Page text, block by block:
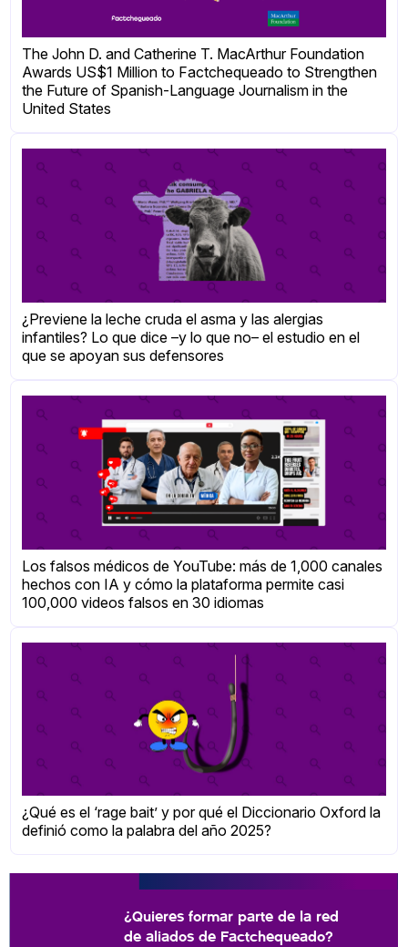
The John D. and Catherine T. MacArthur Foundation
Awards US$1 Million to Factchequeado to Strengthen
the Future of Spanish-Language Journalism in the
United States
¿Previene la leche cruda el asma y las alergias
infantiles? Lo que dice –y lo que no– el estudio en el
que se apoyan sus defensores
Los falsos médicos de YouTube: más de 1,000 canales
hechos con IA y cómo la plataforma permite casi
100,000 videos falsos en 30 idiomas
¿Qué es el ‘rage bait’ y por qué el Diccionario Oxford la
definió como la palabra del año 2025?
¿Quieres formar parte de la red
de aliados de Factchequeado?